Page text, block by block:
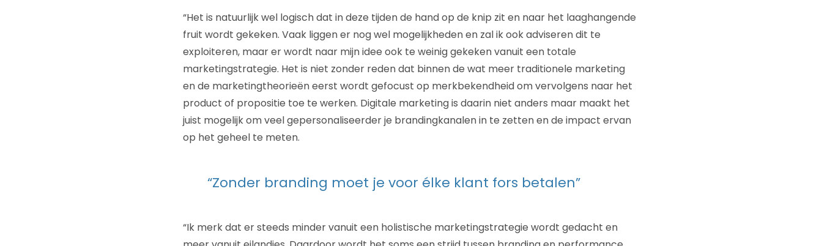
“Het is natuurlijk wel logisch dat in deze tijden de hand op de knip zit en naar het laaghangende
fruit wordt gekeken. Vaak liggen er nog wel mogelijkheden en zal ik ook adviseren dit te
exploiteren, maar er wordt naar mijn idee ook te weinig gekeken vanuit een totale
marketingstrategie. Het is niet zonder reden dat binnen de wat meer traditionele marketing
en de marketingtheorieën eerst wordt gefocust op merkbekendheid om vervolgens naar het
product of propositie toe te werken. Digitale marketing is daarin niet anders maar maakt het
juist mogelijk om veel gepersonaliseerder je brandingkanalen in te zetten en de impact ervan
op het geheel te meten.
“Zonder branding moet je voor élke klant fors betalen”
“Ik merk dat er steeds minder vanuit een holistische marketingstrategie wordt gedacht en